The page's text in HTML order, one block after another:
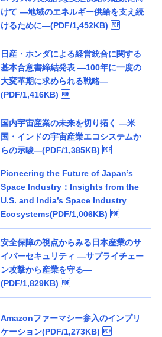
けて —地域のエネルギー供給を支え続
けるために—(PDF/1,452KB)
日産・ホンダによる経営統合に関する
基本合意書締結発表 —100年に一度の
大変革期に求められる戦略—
(PDF/1,416KB)
国内宇宙産業の未来を切り拓く —米
国・インドの宇宙産業エコシステムか
らの示唆—(PDF/1,385KB)
Pioneering the Future of Japan’s
Space Industry：Insights from the
U.S. and India’s Space Industry
Ecosystems(PDF/1,006KB)
安全保障の視点からみる日本産業のサ
イバーセキュリティ —サプライチェー
ン攻撃から産業を守る—
(PDF/1,829KB)
Amazonファーマシー参入のインプリ
ケーション(PDF/1,273KB)